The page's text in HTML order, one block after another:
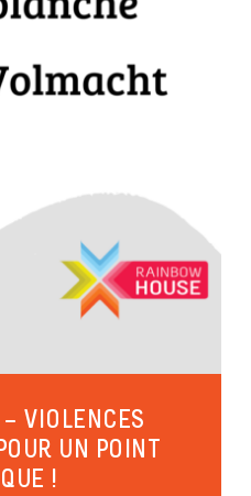
VIOLENCES
UN POINT
!